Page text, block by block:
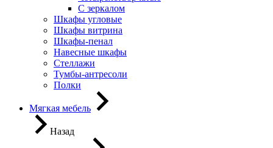
С зеркалом
Шкафы угловые
Шкафы витрина
Шкафы-пенал
Навесные шкафы
Стеллажи
Тумбы-антресоли
Полки
Мягкая мебель
Назад